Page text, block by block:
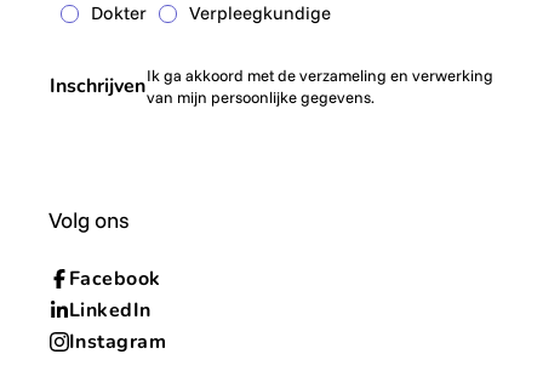
Dokter Verpleegkundige
InschrijvenIk ga akkoord met de verzameling en verwerking
van mijn persoonlijke gegevens.
Volg ons
Facebook
LinkedIn
Instagram